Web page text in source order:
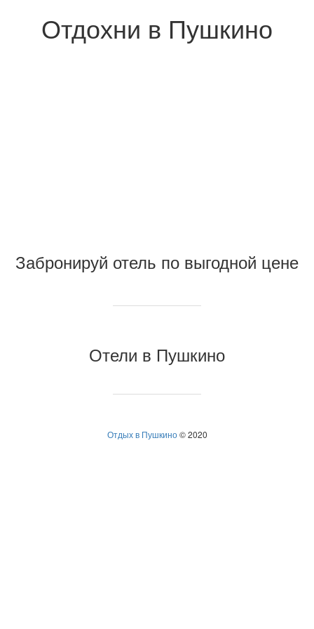
Отдохни в Пушкино
Забронируй отель по выгодной цене
Отели в Пушкино
Отдых в Пушкино© 2020